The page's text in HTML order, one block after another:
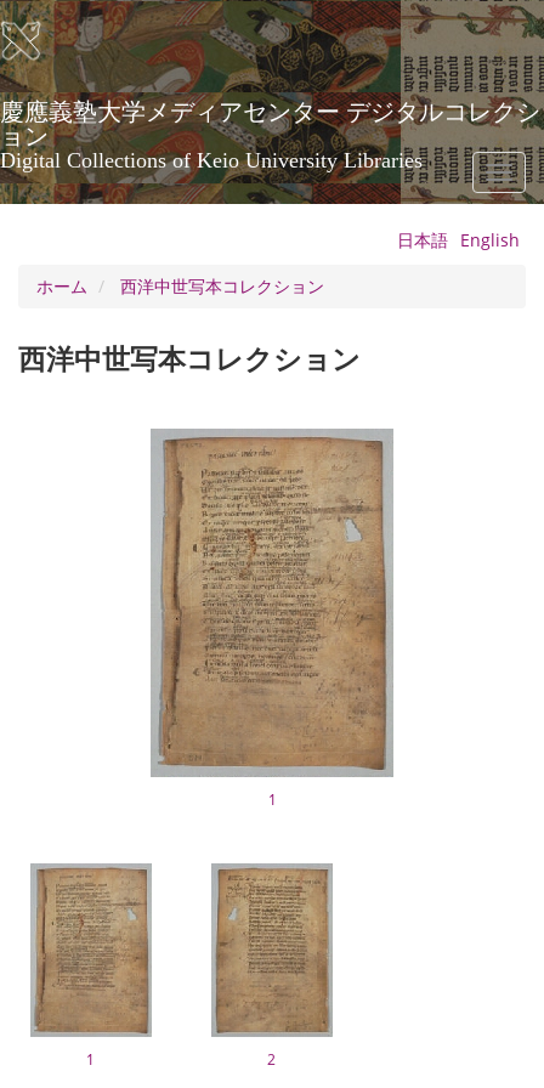
メ
イ
ン
コ
ン
テ
ン
ツ
に
慶應義塾大学メディアセンター デジタルコレクシ
ョン
Digital Collections of Keio University Libraries
Toggle
日本語 English
ホーム
西洋中世写本コレクション
西洋中世写本コレクション
1
1 2